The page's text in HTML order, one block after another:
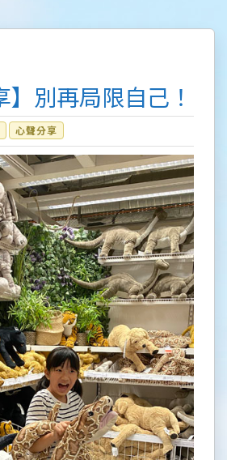
】別再局限自己！
心聲分享